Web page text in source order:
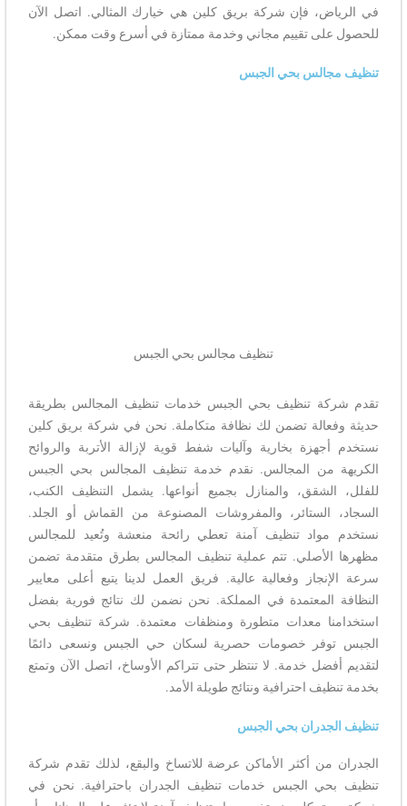
في الرياض، فإن شركة بريق كلين هي خيارك المثالي. اتصل الآن
للحصول على تقييم مجاني وخدمة ممتازة في أسرع وقت ممكن.
تنظيف مجالس بحي الجبس
تنظيف مجالس بحي الجبس
تقدم شركة تنظيف بحي الجبس خدمات تنظيف المجالس بطريقة
حديثة وفعالة تضمن لك نظافة متكاملة. نحن في شركة بريق كلين
نستخدم أجهزة بخارية وآليات شفط قوية لإزالة الأتربة والروائح
الكريهة من المجالس. نقدم خدمة تنظيف المجالس بحي الجبس
للفلل، الشقق، والمنازل بجميع أنواعها. يشمل التنظيف الكنب،
السجاد، الستائر، والمفروشات المصنوعة من القماش أو الجلد.
نستخدم مواد تنظيف آمنة تعطي رائحة منعشة وتُعيد للمجالس
مظهرها الأصلي. تتم عملية تنظيف المجالس بطرق متقدمة تضمن
سرعة الإنجاز وفعالية عالية. فريق العمل لدينا يتبع أعلى معايير
النظافة المعتمدة في المملكة. نحن نضمن لك نتائج فورية بفضل
استخدامنا معدات متطورة ومنظفات معتمدة. شركة تنظيف بحي
الجبس توفر خصومات حصرية لسكان حي الجبس ونسعى دائمًا
لتقديم أفضل خدمة. لا تنتظر حتى تتراكم الأوساخ، اتصل الآن وتمتع
بخدمة تنظيف احترافية ونتائج طويلة الأمد.
تنظيف الجدران بحي الجبس
الجدران من أكثر الأماكن عرضة للاتساخ والبقع، لذلك تقدم شركة
تنظيف بحي الجبس خدمات تنظيف الجدران باحترافية. نحن في